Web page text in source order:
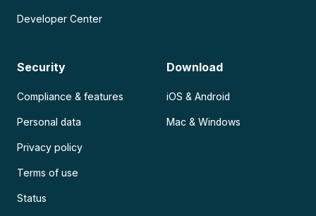
Developer Center
Security
Compliance & features
Personal data
Privacy policy
Terms of use
Status
Download
iOS & Android
Mac & Windows